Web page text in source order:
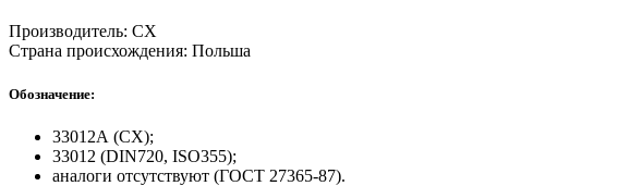
Производитель: CX
Страна происхождения: Польша
Обозначение:
33012А (СХ);
33012 (DIN720, ISO355);
аналоги отсутствуют (ГОСТ 27365-87).